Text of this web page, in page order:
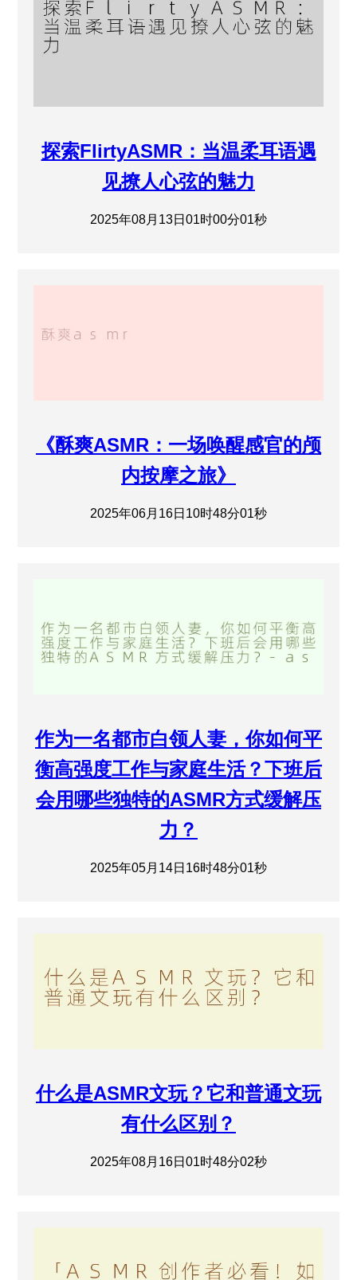
探索FlirtyASMR：当温柔耳语遇
见撩人心弦的魅力
2025年08月13日01时00分01秒
《酥爽ASMR：一场唤醒感官的颅
内按摩之旅》
2025年06月16日10时48分01秒
作为一名都市白领人妻，你如何平
衡高强度工作与家庭生活？下班后
会用哪些独特的ASMR方式缓解压
力？
2025年05月14日16时48分01秒
什么是ASMR文玩？它和普通文玩
有什么区别？
2025年08月16日01时48分02秒